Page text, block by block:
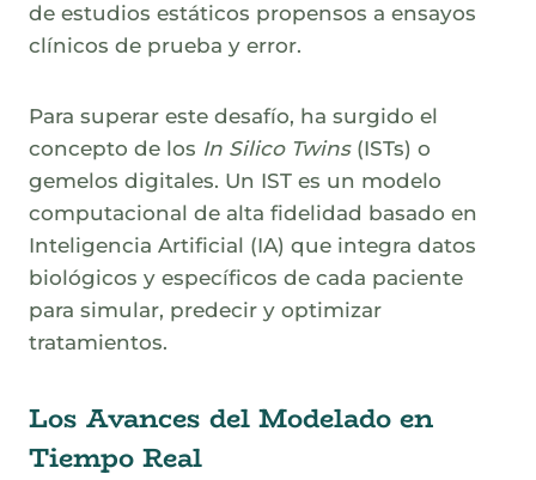
de estudios estáticos propensos a ensayos
clínicos de prueba y error.
Para superar este desafío, ha surgido el
concepto de los In Silico Twins(ISTs) o
gemelos digitales. Un IST es un modelo
computacional de alta fidelidad basado en
Inteligencia Artificial (IA) que integra datos
biológicos y específicos de cada paciente
para simular, predecir y optimizar
tratamientos.
Los Avances del Modelado en
Tiempo Real